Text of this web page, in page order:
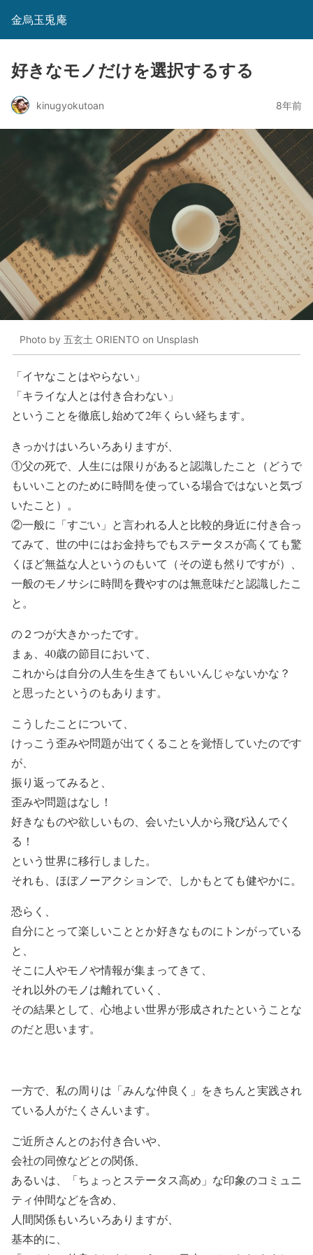
金烏玉兎庵
好きなモノだけを選択するする
kinugyokutoan 8年前
Photo by 五玄土 ORIENTO on Unsplash
「イヤなことはやらない」
「キライな人とは付き合わない」
ということを徹底し始めて2年くらい経ちます。
きっかけはいろいろありますが、
①父の死で、人生には限りがあると認識したこと（どうで
もいいことのために時間を使っている場合ではないと気づ
いたこと）。
②一般に「すごい」と言われる人と比較的身近に付き合っ
てみて、世の中にはお金持ちでもステータスが高くても驚
くほど無益な人というのもいて（その逆も然りですが）、
一般のモノサシに時間を費やすのは無意味だと認識したこ
と。
の２つが大きかったです。
まぁ、40歳の節目において、
これからは自分の人生を生きてもいいんじゃないかな？
と思ったというのもあります。
こうしたことについて、
けっこう歪みや問題が出てくることを覚悟していたのです
が、
振り返ってみると、
歪みや問題はなし！
好きなものや欲しいもの、会いたい人から飛び込んでく
る！
という世界に移行しました。
それも、ほぼノーアクションで、しかもとても健やかに。
恐らく、
自分にとって楽しいこととか好きなものにトンがっている
と、
そこに人やモノや情報が集まってきて、
それ以外のモノは離れていく、
その結果として、心地よい世界が形成されたということな
のだと思います。
一方で、私の周りは「みんな仲良く」をきちんと実践され
ている人がたくさんいます。
ご近所さんとのお付き合いや、
会社の同僚などとの関係、
あるいは、「ちょっとステータス高め」な印象のコミュニ
ティ仲間などを含め、
人間関係もいろいろありますが、
基本的に、